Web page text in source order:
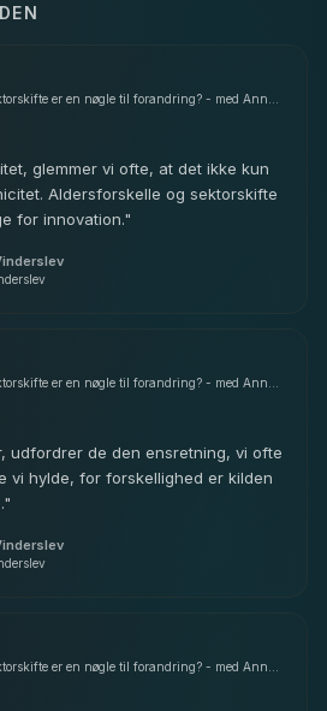
glemmer vi ofte, at det ikke kun
Aldersforskelle og sektorskifte
for innovation."
udfordrer de den ensretning, vi ofte
vi hylde, for forskellighed er kilden
"